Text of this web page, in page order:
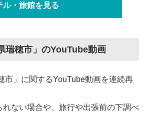
ル・旅館を見る
瑞穂市」のYouTube動画
市」に関するYouTube動画を連続再
れない場合や、旅行や出張前の下調べ